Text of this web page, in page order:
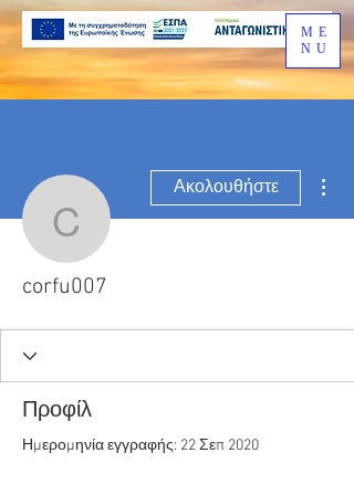
ME
NU
corfu007
Ακολουθήστε
corfu007
Προφίλ
Ημερομηνία εγγραφής: 22 Σεπ 2020